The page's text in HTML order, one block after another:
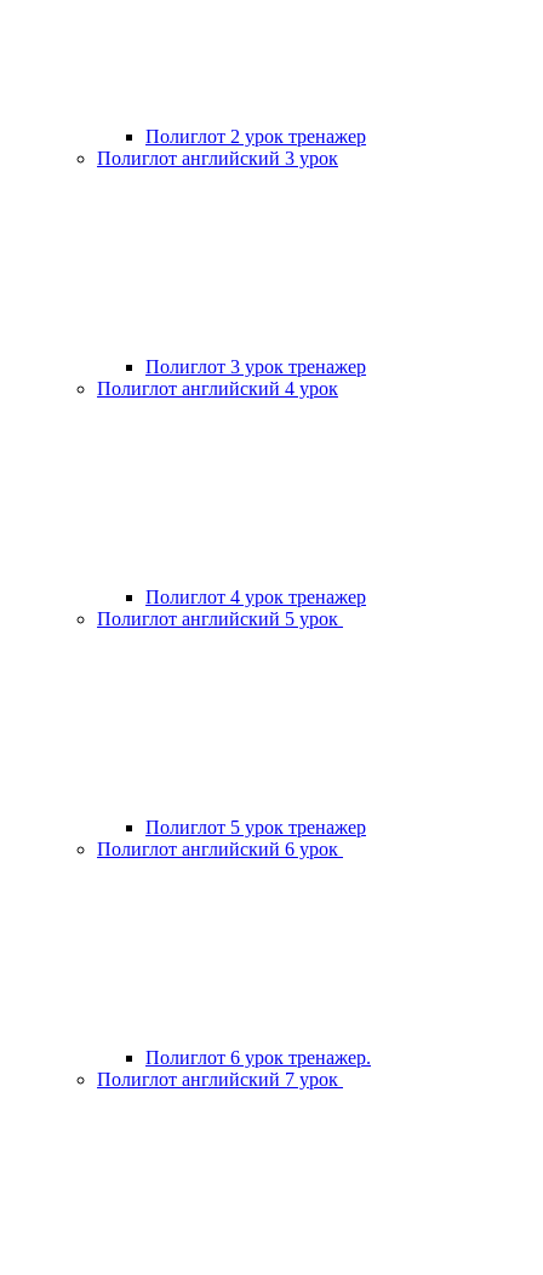
Полиглот 2 урок тренажер
Полиглот английский 3 урок
Полиглот 3 урок тренажер
Полиглот английский 4 урок
Полиглот 4 урок тренажер
Полиглот английский 5 урок
Полиглот 5 урок тренажер
Полиглот английский 6 урок
Полиглот 6 урок тренажер.
Полиглот английский 7 урок